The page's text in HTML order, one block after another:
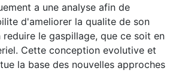
a une analyse afin de
d'ameliorer la qualite de son
le gaspillage, que ce soit en
Cette conception evolutive et
la base des nouvelles approches